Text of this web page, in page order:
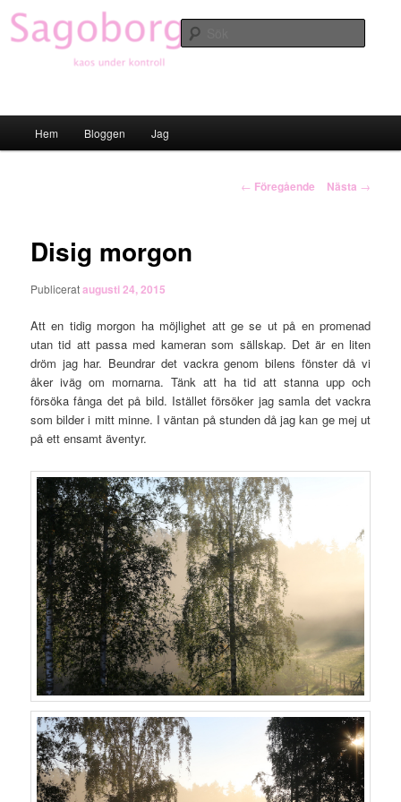
Hoppa
till
primärt
Hem Bloggen Jag
Inläggsnavigering
← Föregående Nästa →
Disig morgon
Publicerataugusti 24, 2015
Att en tidig morgon ha möjlighet att ge se ut på en promenad
utan tid att passa med kameran som sällskap. Det är en liten
dröm jag har. Beundrar det vackra genom bilens fönster då vi
åker iväg om mornarna. Tänk att ha tid att stanna upp och
försöka fånga det på bild. Istället försöker jag samla det vackra
som bilder i mitt minne. I väntan på stunden då jag kan ge mej ut
på ett ensamt äventyr.